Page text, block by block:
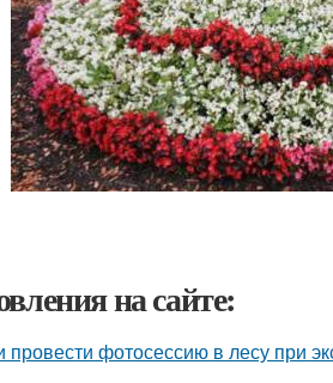
на сайте:
фотосессию в лесу при